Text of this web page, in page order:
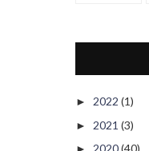
► 2022 (1)
► 2021 (3)
2020(40)